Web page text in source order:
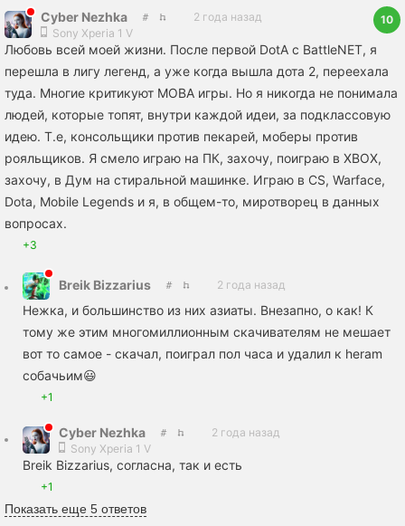
Cyber Nezhka
2 года назад
Sony Xperia 1 V
10
Любовь всей моей жизни. После первой DotA с BattleNET, я
перешла в лигу легенд, а уже когда вышла дота 2, переехала
туда. Многие критикуют MOBA игры. Но я никогда не понимала
людей, которые топят, внутри каждой идеи, за подклассовую
идею. Т.е, консольщики против пекарей, моберы против
рояльщиков. Я смело играю на ПК, захочу, поиграю в XBOX,
захочу, в Дум на стиральной машинке. Играю в CS, Warface,
Dota, Mobile Legends и я, в общем-то, миротворец в данных
вопросах.
+3
Breik Bizzarius 2 года назад
Нежка, и большинство из них азиаты. Внезапно, о как! К
тому же этим многомиллионным скачивателям не мешает
вот то самое - скачал, поиграл пол часа и удалил к heram
собачьим😃
+1
Cyber Nezhka
2 года назад
Sony Xperia 1 V
Breik Bizzarius, согласна, так и есть
+1
Показать еще 5 ответов